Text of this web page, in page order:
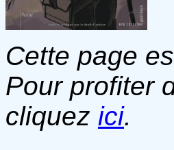
Cette page
Pour profiter
cliquez ici.